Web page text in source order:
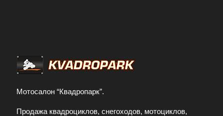
Мотосалон “Квадропарк”.
Продажа квадроциклов, снегоходов, мотоциклов,